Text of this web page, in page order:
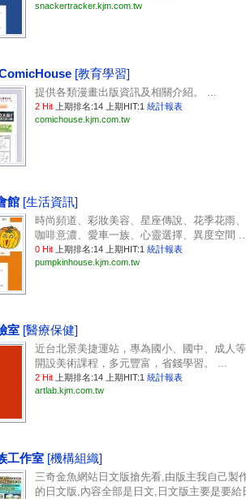
snackertracker.kjm.com.tw
[教育學習]
提供各類漫畫出版資訊及相關介紹。 ...
2 Hit 上期排名:14 上期HIT:1 統計報表
comichouse.kjm.com.tw
館 [生活資訊]
時尚頻道、彩妝美容、星座傳說、花季花雨、
咖啡意濃、愛車一族、心靈選擇、異度空間
0 Hit 上期排名:14 上期HIT:1 統計報表
pumpkinhouse.kjm.com.tw
室 [醫療保健]
近台北景美捷運站，專為國小、國中、成人等
開設美術課程，多元豐富，省錢學習。 ...
2 Hit 上期排名:14 上期HIT:1 統計報表
artlab.kjm.com.tw
工作室 [機構組織]
三奇金魚網站日文版搶先看,由版主我自己製
的日文版,內容全部是日文,日文版主要是要給